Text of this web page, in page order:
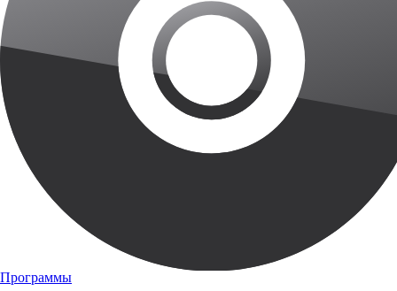
Программы